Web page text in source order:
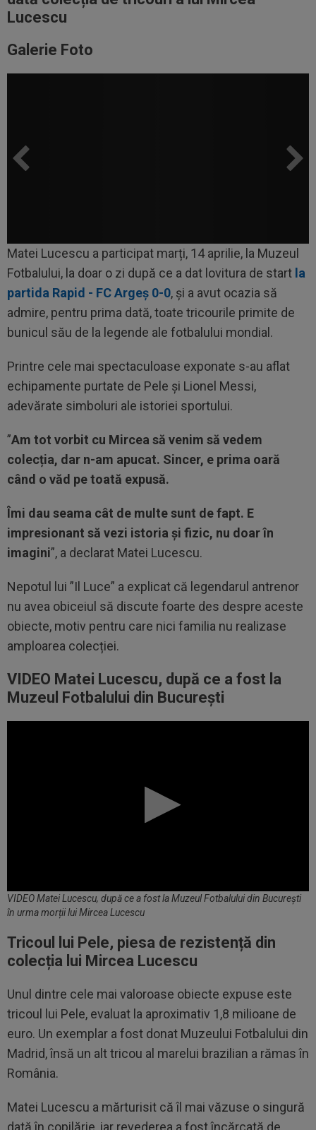
Lucescu
Galerie Foto
Matei Lucescu a participat marți, 14 aprilie, la Muzeul
Fotbalului, la doar o zi după ce a dat lovitura de start la
partida Rapid - FC Argeș 0-0, și a avut ocazia să
admire, pentru prima dată, toate tricourile primite de
bunicul său de la legende ale fotbalului mondial.
Printre cele mai spectaculoase exponate s-au aflat
echipamente purtate de Pele și Lionel Messi,
adevărate simboluri ale istoriei sportului.
”Am tot vorbit cu Mircea să venim să vedem
colecția, dar n-am apucat. Sincer, e prima oară
când o văd pe toată expusă.
Îmi dau seama cât de multe sunt de fapt. E
impresionant să vezi istoria și fizic, nu doar în
imagini”, a declarat Matei Lucescu.
Nepotul lui ”Il Luce” a explicat că legendarul antrenor
nu avea obiceiul să discute foarte des despre aceste
obiecte, motiv pentru care nici familia nu realizase
amploarea colecției.
VIDEO Matei Lucescu, după ce a fost la
Muzeul Fotbalului din București
VIDEO Matei Lucescu, după ce a fost la Muzeul Fotbalului din București
în urma morții lui Mircea Lucescu
Tricoul lui Pele, piesa de rezistență din
colecția lui Mircea Lucescu
Unul dintre cele mai valoroase obiecte expuse este
tricoul lui Pele, evaluat la aproximativ 1,8 milioane de
euro. Un exemplar a fost donat Muzeului Fotbalului din
Madrid, însă un alt tricou al marelui brazilian a rămas în
România.
Matei Lucescu a mărturisit că îl mai văzuse o singură
dată în copilărie, iar revederea a fost încărcată de